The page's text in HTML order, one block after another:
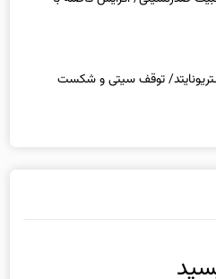
توقف سیتی و شکست
بخش‌های موردنیاز علامت‌گذاری